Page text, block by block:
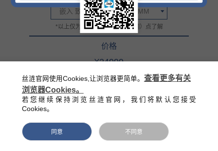
嵌入 致雅全皮1800X2000MM
*以上仅为部分信息，详情门（网）点了解
价格
¥24999
官方零售指导价（该价格不含底床）
西藏/新疆/海南/青海等偏远地区除外
丝涟官网使用Cookies,让浏览器更简单。 查看更多有关
浏览器Cookies。
若您继续保持浏览丝涟官网，我们将默认您接受
Cookies。
同意 不同意